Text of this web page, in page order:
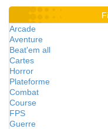
Arcade
Aventure
Beat'em all
Cartes
Horror
Plateforme
Combat
Course
FPS
Guerre